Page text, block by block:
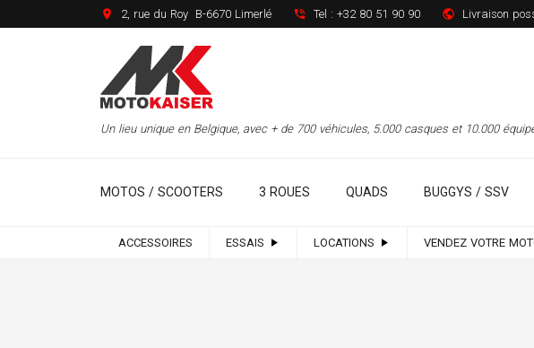
2, rue du Roy B-6670 Limerlé Tel : +32 80 51 90 90 Livraison
Un lieu unique en Belgique, avec + de 700 véhicules, 5.000 casques et 10.000
MOTOS / SCOOTERS 3 ROUES QUADS BUGGYS / SSV
ACCESSOIRES ESSAIS LOCATIONS VENDEZ VOTRE